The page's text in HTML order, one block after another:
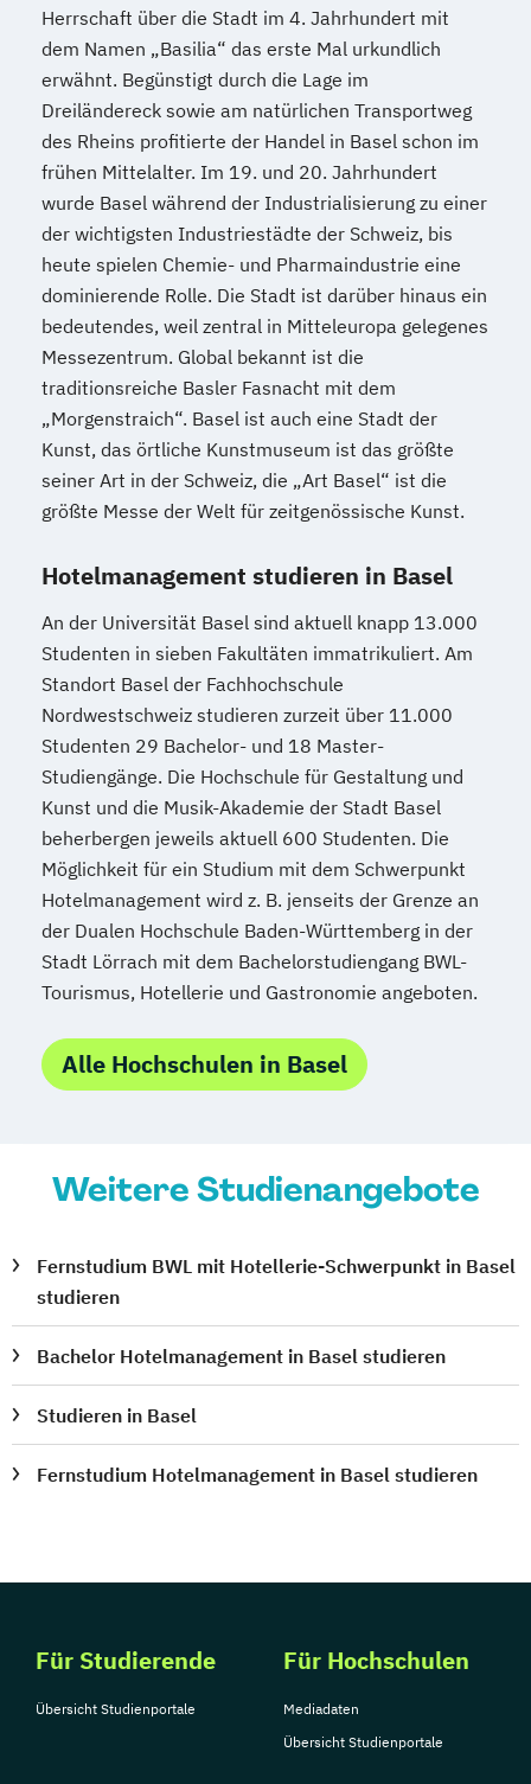
Herrschaft über die Stadt im 4. Jahrhundert mit
dem Namen „Basilia“ das erste Mal urkundlich
erwähnt. Begünstigt durch die Lage im
Dreiländereck sowie am natürlichen Transportweg
des Rheins profitierte der Handel in Basel schon im
frühen Mittelalter. Im 19. und 20. Jahrhundert
wurde Basel während der Industrialisierung zu einer
der wichtigsten Industriestädte der Schweiz, bis
heute spielen Chemie- und Pharmaindustrie eine
dominierende Rolle. Die Stadt ist darüber hinaus ein
bedeutendes, weil zentral in Mitteleuropa gelegenes
Messezentrum. Global bekannt ist die
traditionsreiche Basler Fasnacht mit dem
„Morgenstraich“. Basel ist auch eine Stadt der
Kunst, das örtliche Kunstmuseum ist das größte
seiner Art in der Schweiz, die „Art Basel“ ist die
größte Messe der Welt für zeitgenössische Kunst.
Hotelmanagement studieren in Basel
An der Universität Basel sind aktuell knapp 13.000
Studenten in sieben Fakultäten immatrikuliert. Am
Standort Basel der Fachhochschule
Nordwestschweiz studieren zurzeit über 11.000
Studenten 29 Bachelor- und 18 Master-
Studiengänge. Die Hochschule für Gestaltung und
Kunst und die Musik-Akademie der Stadt Basel
beherbergen jeweils aktuell 600 Studenten. Die
Möglichkeit für ein Studium mit dem Schwerpunkt
Hotelmanagement wird z. B. jenseits der Grenze an
der Dualen Hochschule Baden-Württemberg in der
Stadt Lörrach mit dem Bachelorstudiengang BWL-
Tourismus, Hotellerie und Gastronomie angeboten.
Alle Hochschulen in Basel
Weitere Studienangebote
Fernstudium BWL mit Hotellerie-Schwerpunkt in Basel
studieren
Bachelor Hotelmanagement in Basel studieren
Studieren in Basel
Fernstudium Hotelmanagement in Basel studieren
Für Studierende
Übersicht Studienportale
Für Hochschulen
Mediadaten
Übersicht Studienportale